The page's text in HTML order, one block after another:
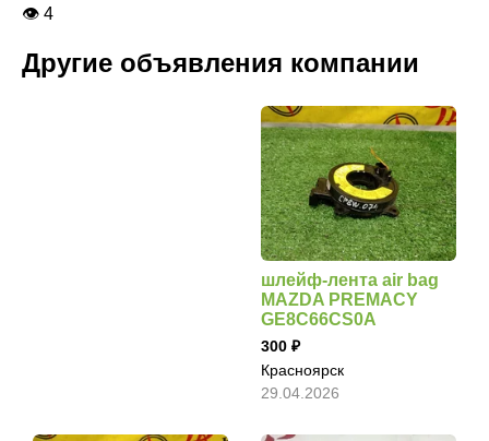
👁 4
Другие объявления компании
шлейф-лента air bag
MAZDA PREMACY
GE8C66CS0A
300
Красноярск
29.04.2026